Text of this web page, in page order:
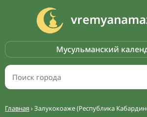
Мусульманский
Главная›Залукокоаже (Республика